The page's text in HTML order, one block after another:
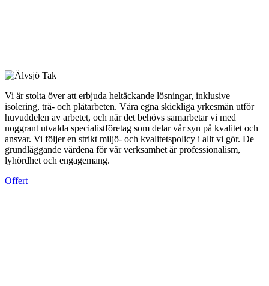
Vi är stolta över att erbjuda heltäckande lösningar, inklusive
isolering, trä- och plåtarbeten. Våra egna skickliga yrkesmän utför
huvuddelen av arbetet, och när det behövs samarbetar vi med
noggrant utvalda specialistföretag som delar vår syn på kvalitet och
ansvar. Vi följer en strikt miljö- och kvalitetspolicy i allt vi gör. De
grundläggande värdena för vår verksamhet är professionalism,
lyhördhet och engagemang.
Offert